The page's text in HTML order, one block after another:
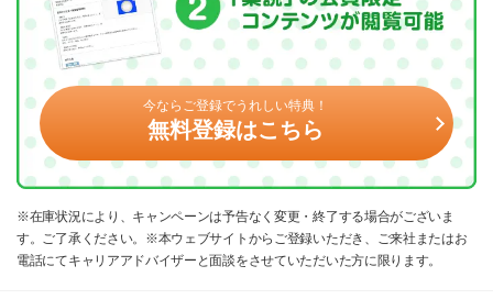
今ならご登録でうれしい特典！
無料登録はこちら
※在庫状況により、キャンペーンは予告なく変更・終了する場合がございま
す。ご了承ください。※本ウェブサイトからご登録いただき、ご来社またはお
電話にてキャリアアドバイザーと面談をさせていただいた方に限ります。